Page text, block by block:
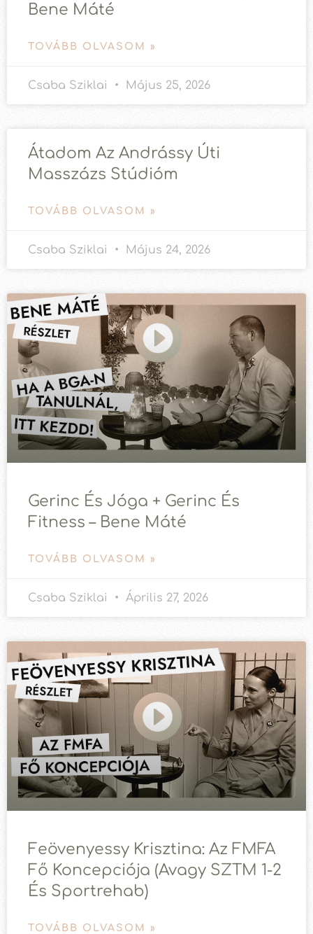
Bene Máté
TOVÁBB OLVASOM »
Csaba Sziklai Május 25, 2026
Átadom Az Andrássy Úti
Masszázs Stúdióm
TOVÁBB OLVASOM »
Csaba Sziklai Május 24, 2026
Gerinc És Jóga + Gerinc És
Fitness – Bene Máté
TOVÁBB OLVASOM »
Csaba Sziklai Április 27, 2026
Feövenyessy Krisztina: Az FMFA
Fő Koncepciója (avagy SZTM 1-2
És Sportrehab)
TOVÁBB OLVASOM »